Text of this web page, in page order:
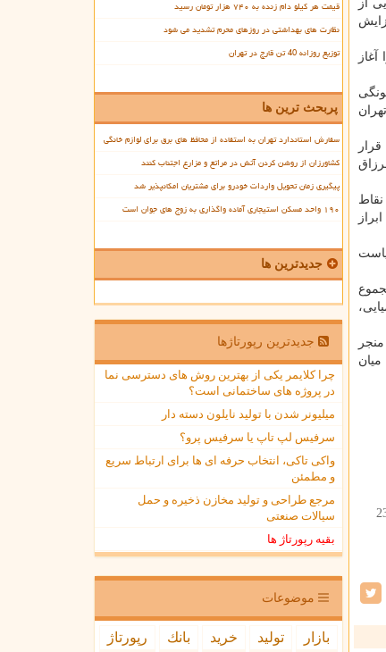
از
رهبری و ریاست
در ۹ ماهه سال جاری مجموع
قیمت هر کیلو دام زنده به ۷۴۰ هزار تومان رسید
نظارت های بهداشتی در روزهای محرم تشدید می شود
توزیع روزانه 40 تن قارچ در تهران
پربحث ترین ها
سفارش استاندارد تهران به استفاده از محافظ های برق برای لوازم خانگی
کشاورزان از روشن کردن آتش در مراتع و مزارع اجتناب کنند
پیگیری زمان تحویل واردات خودرو برای مشتریان امکانپذیر شد
۱۹۰ واحد مسکن استیجاری آماده واگذاری به زوج های جوان است
جدیدترین ها
جدیدترین رپورتاژها
چرا کلایمر یکی از بهترین روش های دسترسی نما
در پروژه های ساختمانی است؟
میلیونر شدن با تولید نایلون دسته دار
سرفیس لپ تاپ یا سرفیس پرو؟
واکی تاکی، انتخاب حرفه ای ها برای ارتباط سریع
و مطمئن
مرجع طراحی و تولید مخازن ذخیره و حمل
سیالات صنعتی
بقیه رپورتاژ ها
موضوعات
بازار تولید خرید بانك
رپورتاژ